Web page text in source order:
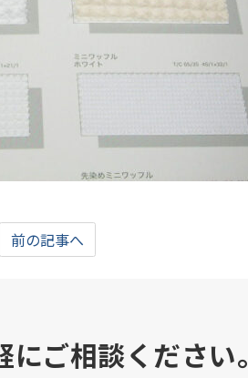
前の記事へ
ご相談ください。